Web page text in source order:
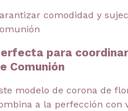
comodidad y
para
Comunión
modelo de corona de
a la perfección con